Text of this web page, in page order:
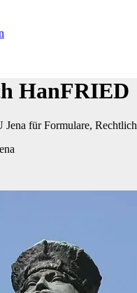
HanFRIED
für Formulare,